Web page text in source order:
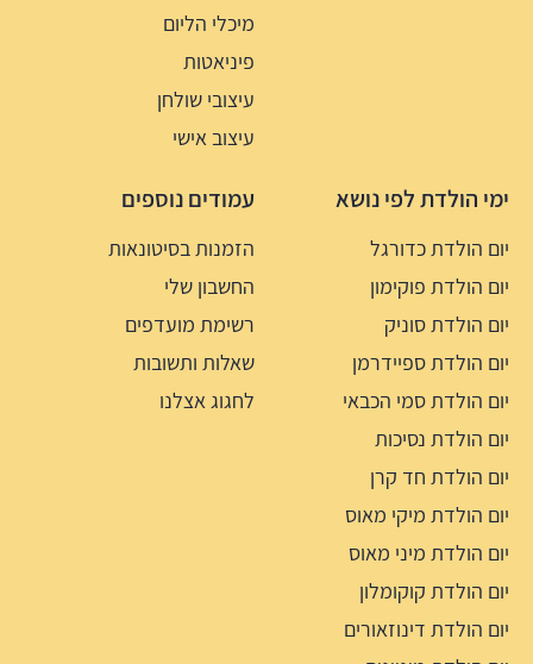
מיכלי הליום
פיניאטות
עיצובי שולחן
עיצוב אישי
ימי הולדת לפי נושא
יום הולדת כדורגל
יום הולדת פוקימון
יום הולדת סוניק
יום הולדת ספיידרמן
יום הולדת סמי הכבאי
יום הולדת נסיכות
יום הולדת חד קרן
יום הולדת מיקי מאוס
יום הולדת מיני מאוס
יום הולדת קוקומלון
יום הולדת דינוזאורים
עמודים נוספים
הזמנות בסיטונאות
החשבון שלי
רשימת מועדפים
שאלות ותשובות
לחגוג אצלנו